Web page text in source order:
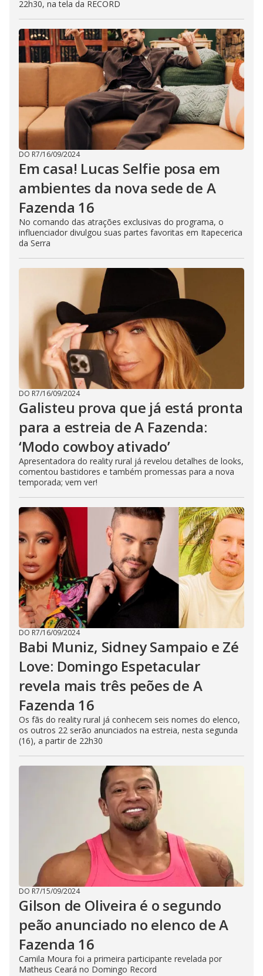
22h30, na tela da RECORD
DO R7/16/09/2024
Em casa! Lucas Selfie posa em
ambientes da nova sede de A
Fazenda 16
No comando das atrações exclusivas do programa, o
influenciador divulgou suas partes favoritas em Itapecerica
da Serra
DO R7/16/09/2024
Galisteu prova que já está pronta
para a estreia de A Fazenda:
‘Modo cowboy ativado’
Apresentadora do reality rural já revelou detalhes de looks,
comentou bastidores e também promessas para a nova
temporada; vem ver!
DO R7/16/09/2024
Babi Muniz, Sidney Sampaio e Zé
Love: Domingo Espetacular
revela mais três peões de A
Fazenda 16
Os fãs do reality rural já conhecem seis nomes do elenco,
os outros 22 serão anunciados na estreia, nesta segunda
(16), a partir de 22h30
DO R7/15/09/2024
Gilson de Oliveira é o segundo
peão anunciado no elenco de A
Fazenda 16
Camila Moura foi a primeira participante revelada por
Matheus Ceará no Domingo Record